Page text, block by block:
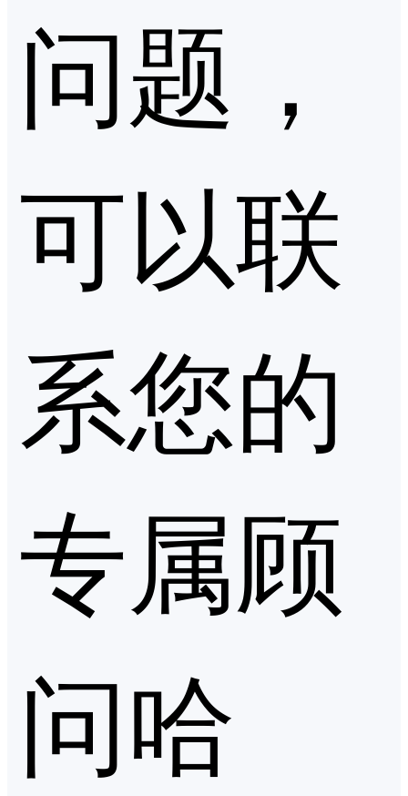
问题，
可以联
系您的
专属顾
问哈